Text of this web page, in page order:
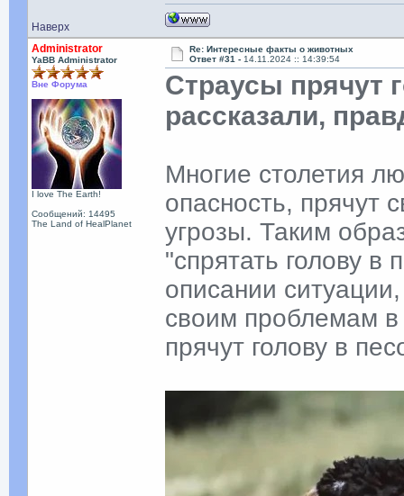
Наверх
Administrator
YaBB Administrator
Вне Форума
I love The Earth!
Сообщений: 14495
The Land of HealPlanet
Re: Интересные факты о животных
Ответ #31 - 14.11.2024 :: 14:39:54
Страусы прячут
рассказали,
Многие столетия
опасность, прячут
угрозы. Таким
"спрятать голову в
описании
своим проблемам в
прячут голову в